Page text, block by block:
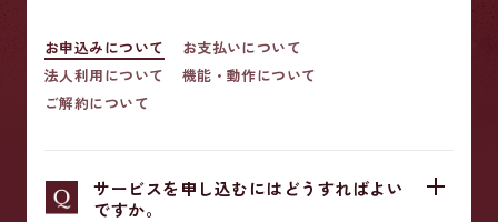
お申込みについて
お支払いについて
法人利用について
機能・動作について
ご解約について
サービスを申し込むにはどうすればよい
ですか。